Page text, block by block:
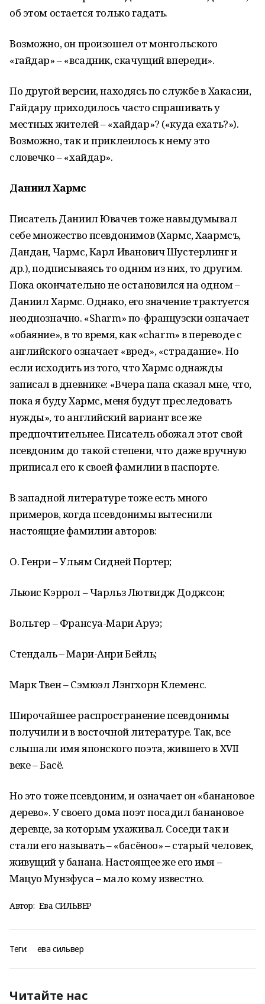
об этом остается только гадать.
Возможно, он произошел от монгольского
«гайдар» – «всадник, скачущий впереди».
По другой версии, находясь по службе в Хакасии,
Гайдару приходилось часто спрашивать у
местных жителей – «хайдар»? («куда ехать?»).
Возможно, так и приклеилось к нему это
словечко – «хайдар».
Даниил Хармс
Писатель Даниил Ювачев тоже навыдумывал
себе множество псевдонимов (Хармс, Хаармсъ,
Дандан, Чармс, Карл Иванович Шустерлинг и
др.), подписываясь то одним из них, то другим.
Пока окончательно не остановился на одном –
Даниил Хармс. Однако, его значение трактуется
неоднозначно. «Sharm» по-французски означает
«обаяние», в то время, как «charm» в переводе с
английского означает «вред», «страдание». Но
если исходить из того, что Хармс однажды
записал в дневнике: «Вчера папа сказал мне, что,
пока я буду Хармс, меня будут преследовать
нужды», то английский вариант все же
предпочтительнее. Писатель обожал этот свой
псевдоним до такой степени, что даже вручную
приписал его к своей фамилии в паспорте.
В западной литературе тоже есть много
примеров, когда псевдонимы вытеснили
настоящие фамилии авторов:
О. Генри – Ульям Сидней Портер;
Льюис Кэррол – Чарльз Лютвидж Доджсон;
Вольтер – Франсуа-Мари Аруэ;
Стендаль – Мари-Анри Бейль;
Марк Твен – Сэмюэл Лэнгхорн Клеменс.
Широчайшее распространение псевдонимы
получили и в восточной литературе. Так, все
слышали имя японского поэта, жившего в XVII
веке – Басё.
Но это тоже псевдоним, и означает он «банановое
дерево». У своего дома поэт посадил банановое
деревце, за которым ухаживал. Соседи так и
стали его называть – «басёноо» – старый человек,
живущий у банана. Настоящее же его имя –
Мацуо Мунзфуса – мало кому известно.
Автор: Ева СИЛЬВЕР
Теги: ева сильвер
Читайте нас